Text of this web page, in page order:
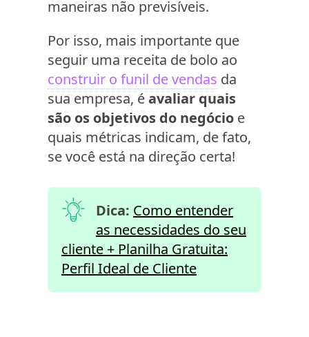
maneiras não previsíveis.
Por isso, mais importante que
seguir uma receita de bolo ao
construir o funil de vendas da
sua empresa, éavaliar quais
são os objetivos do negócio e
quais métricas indicam, de fato,
se você está na direção certa!
Dica: Como entender
as necessidades do seu
cliente + Planilha Gratuita:
Perfil Ideal de Cliente